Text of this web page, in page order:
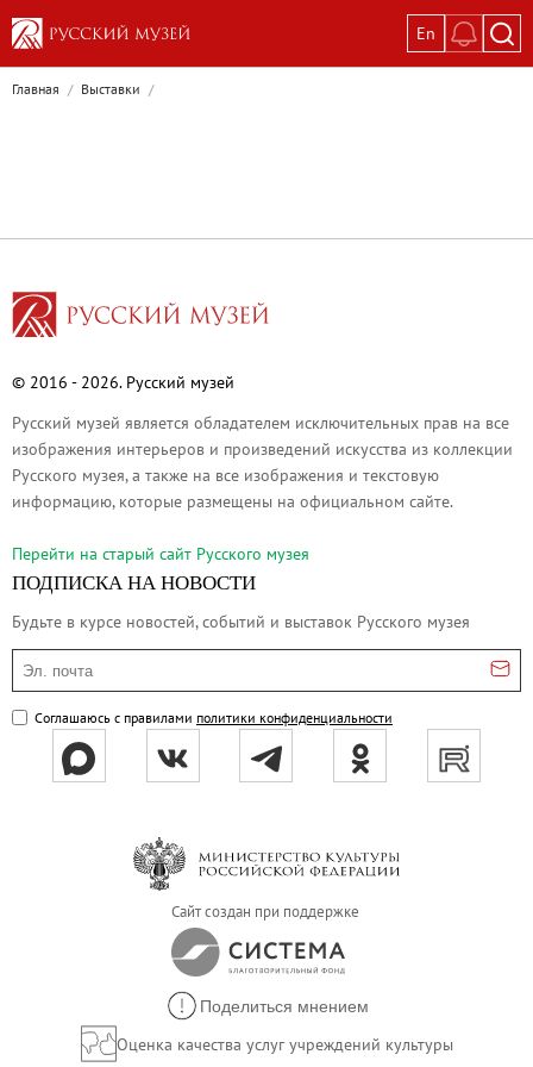
En
Выставки
Окрестности Санкт-Петербурга в
Памяти Киры Владимировны
Постоянные экспозиции
Русское искусство первой половины
Древнерусское искусство ХII—XVII
Русское искусство XVIII века
Русское искусство второй половины
Русское народное искусство XVII-XXI
Будущие выставки
Выездные выставки
Садко
Михаил Нестеров
Архив выставок
Эпоха Императора Александра III и её
Архип Куинджи. Иллюзия света
Русская традиция
Наш авангард
Фёдор Васильев. К 175-летию со дня
Посетителям
Справочная информация
Главная / Выставки /
© 2016 - 2026. Русский музей
Русский музей является обладателем исключительных прав на все
изображения интерьеров и произведений искусства из коллекции
Русского музея, а также на все изображения и текстовую
информацию, которые размещены на официальном сайте.
Перейти на cтарый сайт Русского музея
ПОДПИСКА НА НОВОСТИ
Будьте в курсе новостей, событий и выставок Русского музея
Эл. почта
Соглашаюсь с правилами политики конфиденциальности
Сайт создан при поддержке
Поделиться мнением
Оценка качества услуг учреждений культуры